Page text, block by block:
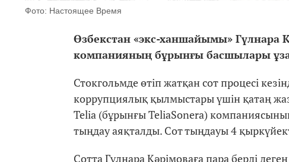
Фото: Настоящее Время
Өзбекстан «экс-ханшайымы» Гүлнара
компанияның бұрынғы басшылары
Стокгольмде өтіп жатқан сот процесі
коррупциялық қылмыстары үшін қатаң
Telia (бұрынғы TeliaSonera)
тыңдау аяқталды. Сот тыңдауы 4
Сотта Гүлнара Кәрімоваға пара берді